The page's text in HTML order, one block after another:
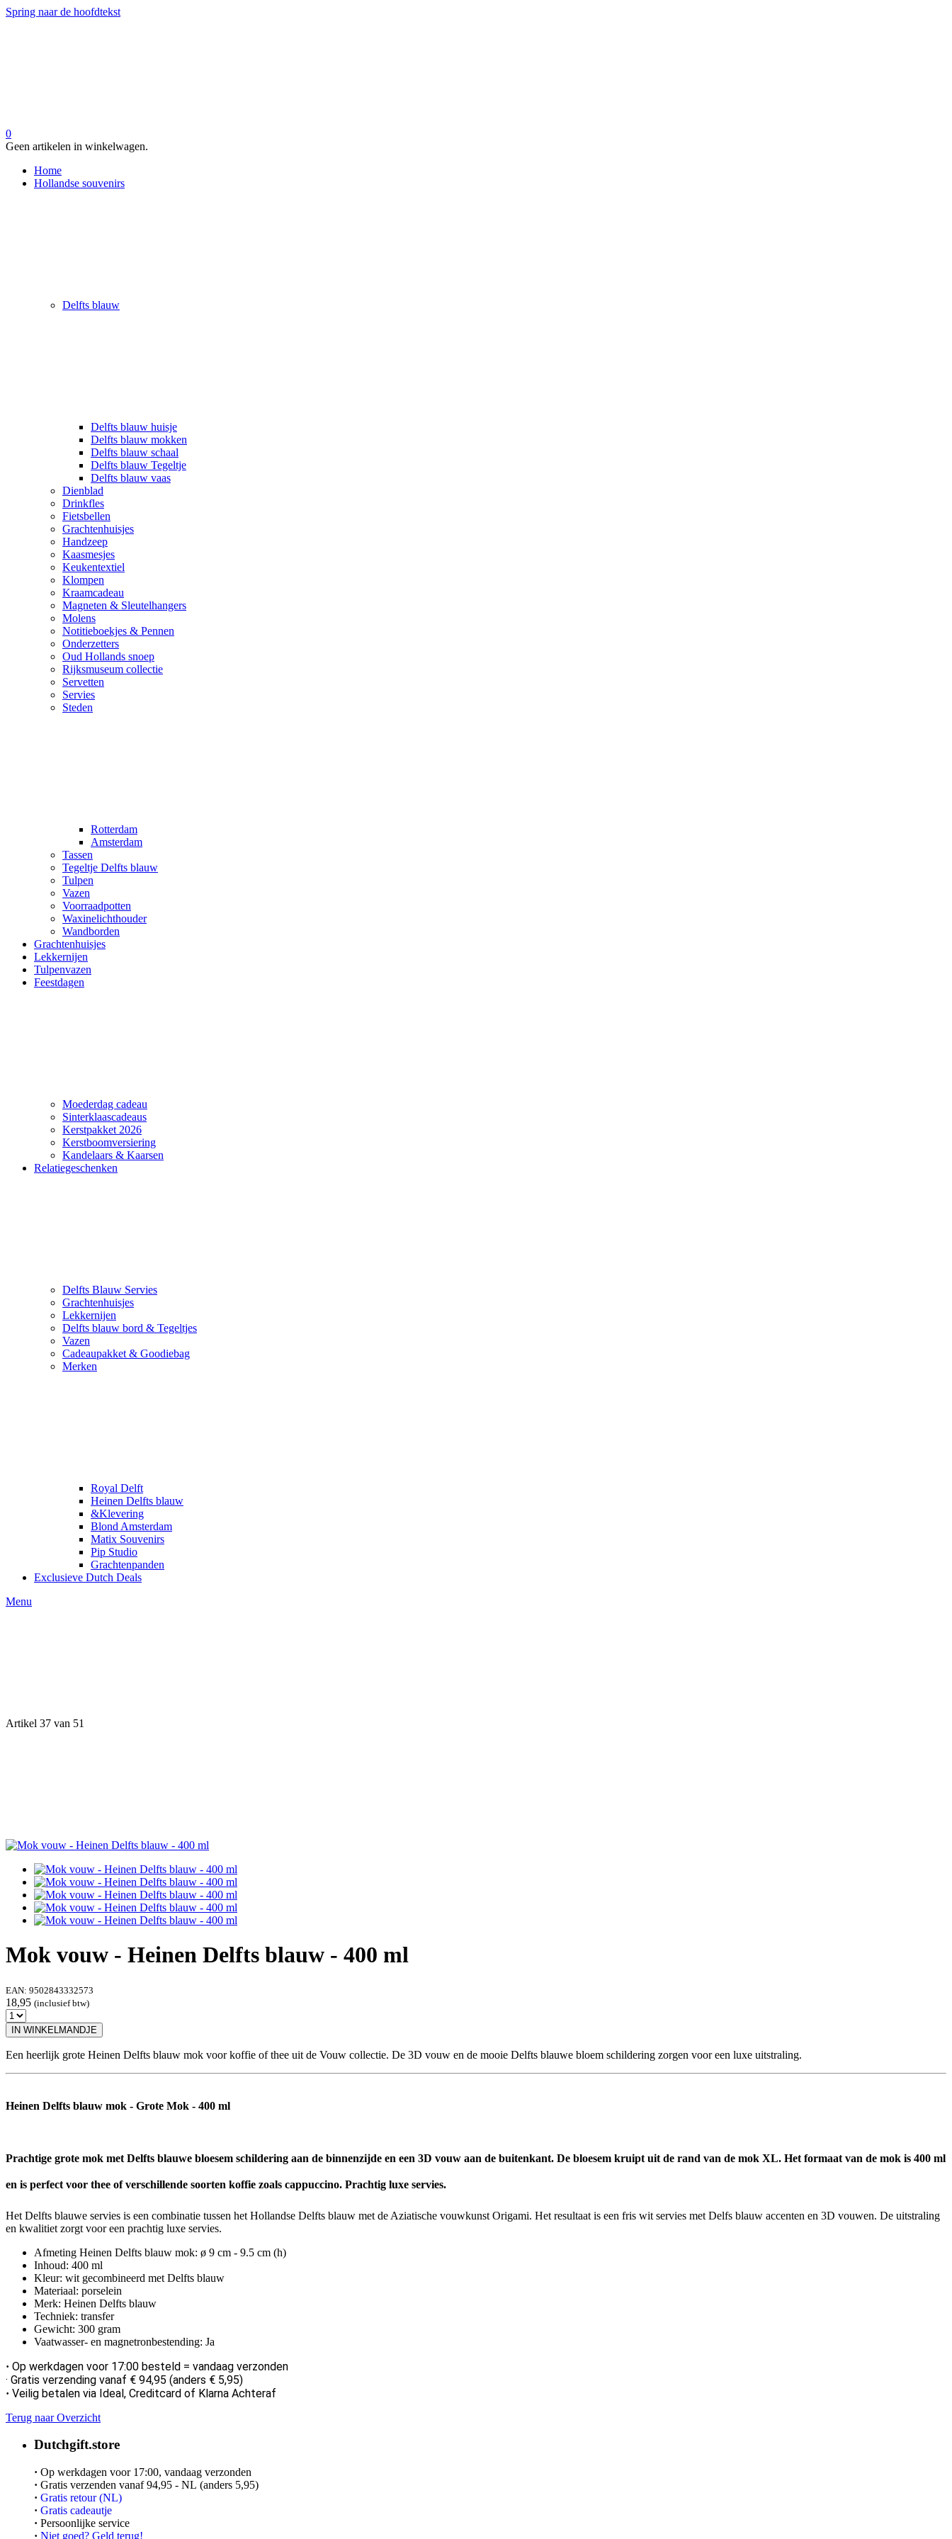
Spring naar de hoofdtekst
0
Geen artikelen in winkelwagen.
Home
Hollandse souvenirs
Delfts blauw
Delfts blauw huisje
Delfts blauw mokken
Delfts blauw schaal
Delfts blauw Tegeltje
Delfts blauw vaas
Dienblad
Drinkfles
Fietsbellen
Grachtenhuisjes
Handzeep
Kaasmesjes
Keukentextiel
Klompen
Kraamcadeau
Magneten & Sleutelhangers
Molens
Notitieboekjes & Pennen
Onderzetters
Oud Hollands snoep
Rijksmuseum collectie
Servetten
Servies
Steden
Rotterdam
Amsterdam
Tassen
Tegeltje Delfts blauw
Tulpen
Vazen
Voorraadpotten
Waxinelichthouder
Wandborden
Grachtenhuisjes
Lekkernijen
Tulpenvazen
Feestdagen
Moederdag cadeau
Sinterklaascadeaus
Kerstpakket 2026
Kerstboomversiering
Kandelaars & Kaarsen
Relatiegeschenken
Delfts Blauw Servies
Grachtenhuisjes
Lekkernijen
Delfts blauw bord & Tegeltjes
Vazen
Cadeaupakket & Goodiebag
Merken
Royal Delft
Heinen Delfts blauw
&Klevering
Blond Amsterdam
Matix Souvenirs
Pip Studio
Grachtenpanden
Exclusieve Dutch Deals
Menu
Artikel 37 van 51
Mok vouw - Heinen Delfts blauw - 400 ml
EAN: 9502843332573
18,95 (inclusief btw)
IN WINKELMANDJE
Een heerlijk grote Heinen Delfts blauw mok voor koffie of thee uit de Vouw collectie. De 3D vouw en de mooie Delfts blauwe bloem schildering zorgen voor een luxe uitstraling.
Heinen Delfts blauw mok - Grote Mok - 400 ml
Prachtige grote mok met Delfts blauwe bloesem schildering aan de binnenzijde en een 3D vouw aan de buitenkant. De bloesem kruipt uit de rand van de mok XL. Het formaat van de mok is 400 ml
en is perfect voor thee of verschillende soorten koffie zoals cappuccino. Prachtig luxe servies.
Het Delfts blauwe servies is een combinatie tussen het Hollandse Delfts blauw met de Aziatische vouwkunst Origami. Het resultaat is een fris wit servies met Delfs blauw accenten en 3D vouwen. De uitstraling
en kwalitiet zorgt voor een prachtig luxe servies.
Afmeting Heinen Delfts blauw mok: ø 9 cm - 9.5 cm (h)
Inhoud: 400 ml
Kleur: wit gecombineerd met Delfts blauw
Materiaal: porselein
Merk: Heinen Delfts blauw
Techniek: transfer
Gewicht: 300 gram
Vaatwasser- en magnetronbestending: Ja
· Op werkdagen voor 17:00 besteld = vandaag verzonden
· Gratis verzending vanaf € 94,95 (anders € 5,95)
· Veilig betalen via Ideal, Creditcard of Klarna Achteraf
Terug naar Overzicht
Dutchgift.store
· Op werkdagen voor 17:00, vandaag verzonden
· Gratis verzenden vanaf 94,95 - NL (anders 5,95)
· Gratis retour (NL)
· Gratis cadeautje
· Persoonlijke service
· Niet goed? Geld terug!